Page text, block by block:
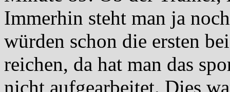
Immerhin steht man ja
würden schon die ersten
reichen, da hat man das
nicht aufgearbeitet. Dies